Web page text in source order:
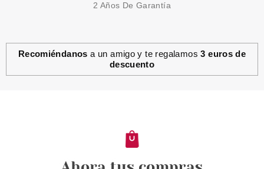
2 Años De Garantía
Recomiéndanos a un amigo y te regalamos3 euros de
descuento